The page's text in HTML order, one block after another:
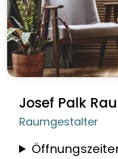
Josef Palk
Raumgestalter